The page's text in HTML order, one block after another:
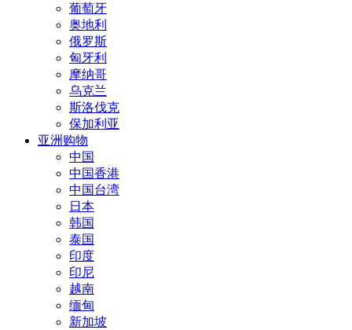
葡萄牙
奥地利
俄罗斯
匈牙利
摩纳哥
乌克兰
斯洛伐克
保加利亚
亚洲购物
中国
中国香港
中国台湾
日本
韩国
泰国
印度
印尼
越南
缅甸
新加坡